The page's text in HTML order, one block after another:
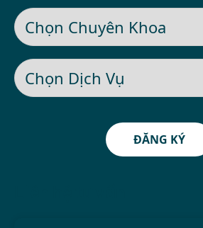
ĐĂNG KÝ